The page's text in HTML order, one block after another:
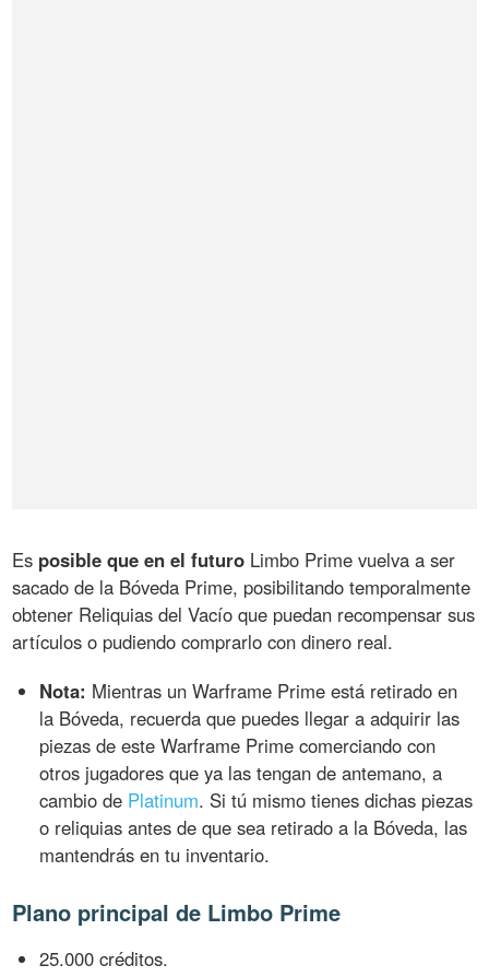
Es posible que en el futuro Limbo Prime vuelva a ser
sacado de la Bóveda Prime, posibilitando temporalmente
obtener Reliquias del Vacío que puedan recompensar sus
artículos o pudiendo comprarlo con dinero real.
Nota: Mientras un Warframe Prime está retirado en
la Bóveda, recuerda que puedes llegar a adquirir las
piezas de este Warframe Prime comerciando con
otros jugadores que ya las tengan de antemano, a
cambio de Platinum. Si tú mismo tienes dichas piezas
o reliquias antes de que sea retirado a la Bóveda, las
mantendrás en tu inventario.
Plano principal de Limbo Prime
25.000 créditos.